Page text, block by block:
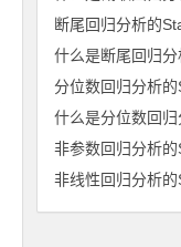
断尾回归分析的
什么是断尾回归分
分位数回归分析的
什么是分位数回归
非参数回归分析的
非线性回归分析的